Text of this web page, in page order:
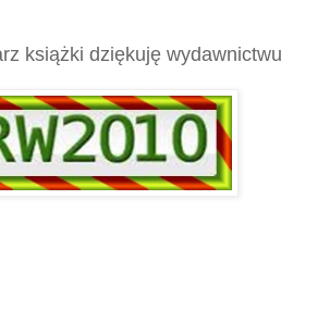
książki dziękuję wydawnictwu